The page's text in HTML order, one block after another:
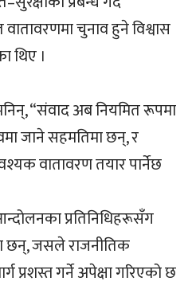
वातावरणमा चुनाव हुने विश्वास
थिए ।
“संवाद अब नियमित रूपमा
जाने सहमतिमा छन्, र
वातावरण तयार पार्नेछ
प्रतिनिधिहरूसँग
छन्, जसले राजनीतिक
प्रशस्त गर्ने अपेक्षा गरिएको छ